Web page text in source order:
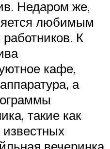
Недаром же,
любимым
К
кафе,
а
такие как